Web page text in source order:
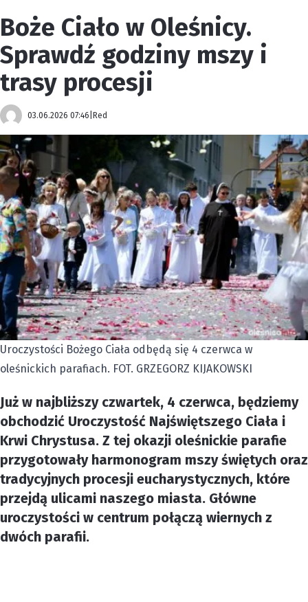
Boże Ciało w Oleśnicy.
Sprawdź godziny mszy i
trasy procesji
03.06.2026 07:46 Red
Uroczystości Bożego Ciała odbędą się 4 czerwca w
oleśnickich parafiach. FOT. GRZEGORZ KIJAKOWSKI
Już w najbliższy czwartek, 4 czerwca, będziemy
obchodzić Uroczystość Najświętszego Ciała i
Krwi Chrystusa. Z tej okazji oleśnickie parafie
przygotowały harmonogram mszy świętych oraz
tradycyjnych procesji eucharystycznych, które
przejdą ulicami naszego miasta. Główne
uroczystości w centrum połączą wiernych z
dwóch parafii.